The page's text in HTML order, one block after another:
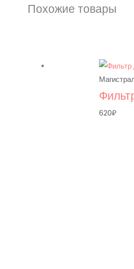
Похожие товары
620₽